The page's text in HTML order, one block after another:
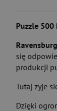
Puzzle 500
się
produkcji
Tutaj żyje
Dzięki